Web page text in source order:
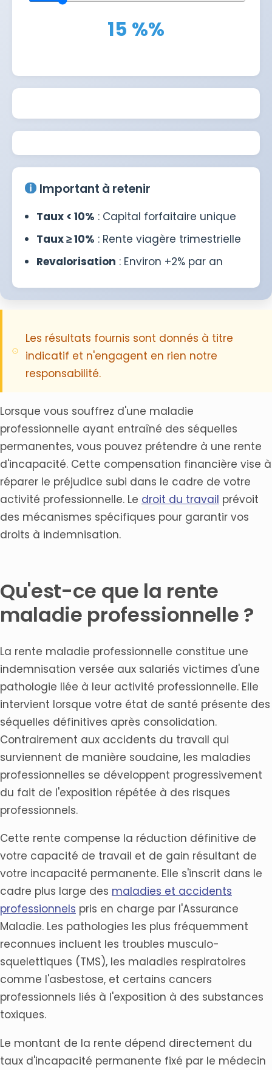
15 %%
Important à retenir
Taux < 10% : Capital forfaitaire unique
Taux ≥ 10% : Rente viagère trimestrielle
Revalorisation : Environ +2% par an
Les résultats fournis sont donnés à titre
indicatif et n'engagent en rien notre
responsabilité.
Lorsque vous souffrez d'une maladie
professionnelle ayant entraîné des séquelles
permanentes, vous pouvez prétendre à une rente
d'incapacité. Cette compensation financière vise à
réparer le préjudice subi dans le cadre de votre
activité professionnelle. Le droit du travail prévoit
des mécanismes spécifiques pour garantir vos
droits à indemnisation.
Qu'est-ce que la rente
maladie professionnelle ?
La rente maladie professionnelle constitue une
indemnisation versée aux salariés victimes d'une
pathologie liée à leur activité professionnelle. Elle
intervient lorsque votre état de santé présente des
séquelles définitives après consolidation.
Contrairement aux accidents du travail qui
surviennent de manière soudaine, les maladies
professionnelles se développent progressivement
du fait de l'exposition répétée à des risques
professionnels.
Cette rente compense la réduction définitive de
votre capacité de travail et de gain résultant de
votre incapacité permanente. Elle s'inscrit dans le
cadre plus large des maladies et accidents
professionnels pris en charge par l'Assurance
Maladie. Les pathologies les plus fréquemment
reconnues incluent les troubles musculo-
squelettiques (TMS), les maladies respiratoires
comme l'asbestose, et certains cancers
professionnels liés à l'exposition à des substances
toxiques.
Le montant de la rente dépend directement du
taux d'incapacité permanente fixé par le médecin